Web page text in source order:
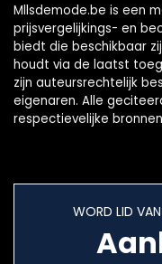
Mllsdemode.be is een
prijsvergelijkings- en
biedt die beschikbaar
houdt via de laatst
zijn auteursrechtelijk
eigenaren. Alle
respectievelijke
WORD LID